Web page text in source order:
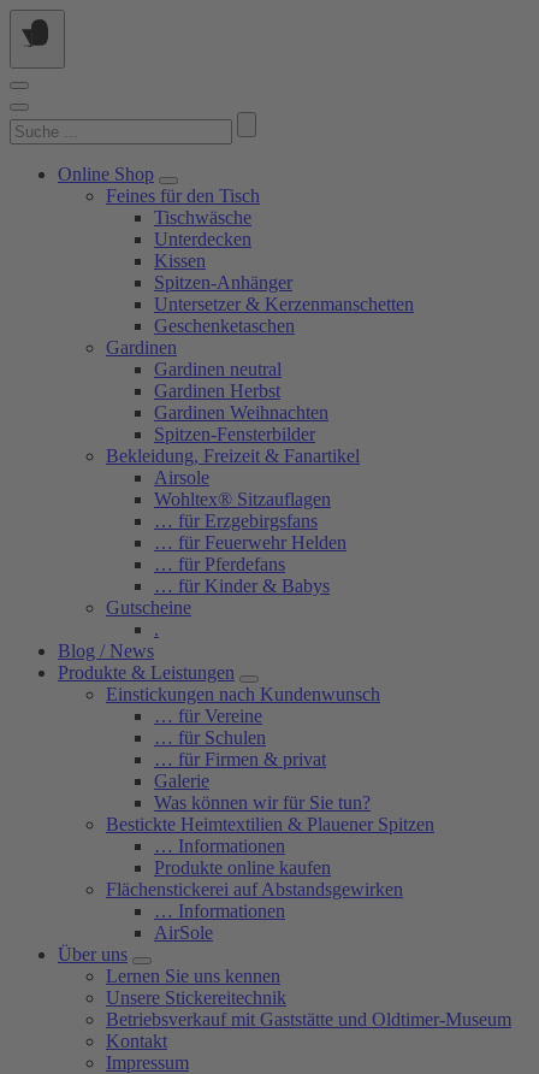
Springe
zum
Suchen
nach:
Online Shop
Feines für den Tisch
Tischwäsche
Unterdecken
Kissen
Spitzen-Anhänger
Untersetzer & Kerzenmanschetten
Geschenketaschen
Gardinen
Gardinen neutral
Gardinen Herbst
Gardinen Weihnachten
Spitzen-Fensterbilder
Bekleidung, Freizeit & Fanartikel
Airsole
Wohltex® Sitzauflagen
… für Erzgebirgsfans
… für Feuerwehr Helden
… für Pferdefans
… für Kinder & Babys
Gutscheine
.
Blog / News
Produkte & Leistungen
Einstickungen nach Kundenwunsch
… für Vereine
… für Schulen
… für Firmen & privat
Galerie
Was können wir für Sie tun?
Bestickte Heimtextilien & Plauener Spitzen
… Informationen
Produkte online kaufen
Flächenstickerei auf Abstandsgewirken
… Informationen
AirSole
Über uns
Lernen Sie uns kennen
Unsere Stickereitechnik
Betriebsverkauf mit Gaststätte und Oldtimer-Museum
Kontakt
Impressum